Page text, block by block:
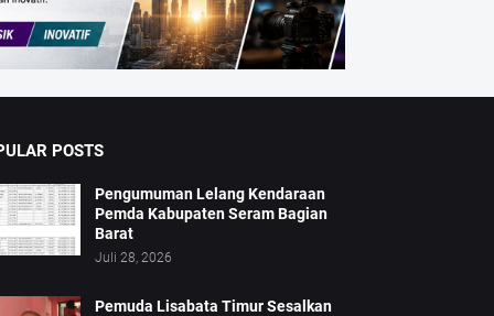
POSTS
Pengumuman Lelang Kendaraan
Pemda Kabupaten Seram Bagian
Barat
Juli 28, 2026
Pemuda Lisabata Timur Sesalkan